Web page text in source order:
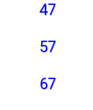
47
57
67